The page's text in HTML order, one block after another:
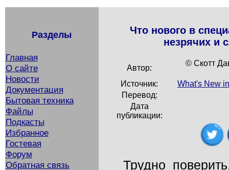
Разделы
Главная
О сайте
Новости
Документация
Бытовая техника
Файлы
Подкасты
Избранное
Гостевая
Форум
Обратная связь
Что нового в
незрячих и
Автор:
© Скотт
Источник:
What's New
Перевод:
Дата
публикации:
Трудно